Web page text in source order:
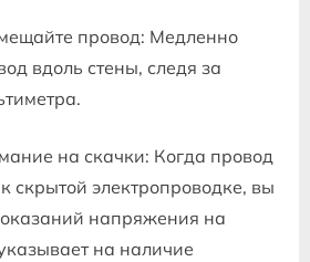
провод: Медленно
вдоль стены, следя за
на скачки: Когда провод
скрытой электропроводке, вы
напряжения на
на наличие